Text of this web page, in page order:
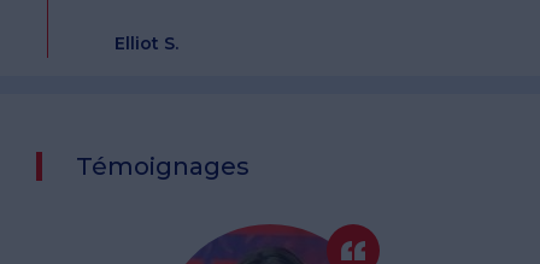
Elliot S.
Témoignages